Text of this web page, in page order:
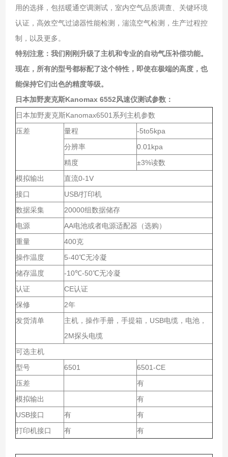
用的选择，包括暖通空调测试，室内空气品质调查、关键环境
认证，高效空气过滤器性能检测，湍流空气检测，生产过程控
制，以及更多。
特别注意：我们刚刚升级了主机和专业的自动气压补偿功能。
现在，所有的型号都标配了这个特性，即使在极端的高度，也
能保持它们出色的精度等级。
日本加野麦克斯Kanomax 6552风速仪测试参数：
日本加野麦克斯Kanomax6501 系列主机参数
压差
量程
-5to5kpa
分辨率
0.01kpa
精度
±3%读数
模拟输出
直流0-1V
接口
USB/打印机
数据采集
20000组数据储存
电源
AA电池或者电源适配器（选购）
重量
400克
操作温度
5-40℃无冷凝
储存温度
-10℃-50℃无冷凝
认证
CE认证
保修
2年
发货清单
主机，操作手册，手提箱， USB电缆，电池，
2M探头电缆
可选主机
型号
6501
6501-CE
压差
有
模拟输出
有
USB接口 有
有
打印机接口
有 有